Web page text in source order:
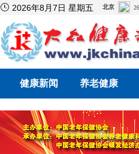
 2026年8月7日 星期五
健康新闻 养老健康